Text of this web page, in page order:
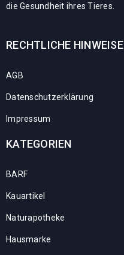
die Gesundheit ihres Tieres.
RECHTLICHE HINWEISE
AGB
Datenschutzerklärung
Impressum
KATEGORIEN
BARF
Kauartikel
Naturapotheke
Hausmarke